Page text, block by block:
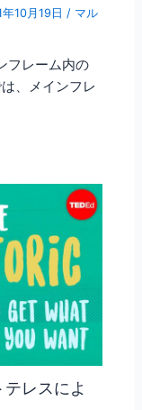
年10月19日/ マル
フレーム内の
、メインフレ
レスによ